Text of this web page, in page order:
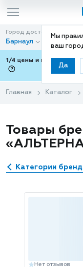
Мы
ваш
Да
Город доставки
Барнаул
1/4 цены и покупки
Главная Каталог
Товары
Категории
Нет отзывов